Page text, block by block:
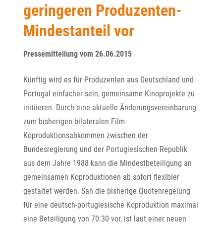
geringeren Produzenten-
Mindestanteil vor
Pressemitteilung vom 26.06.2015
Künftig wird es für Produzenten aus Deutschland und
Portugal einfacher sein, gemeinsame Kinoprojekte zu
initiieren. Durch eine aktuelle Änderungsvereinbarung
zum bisherigen bilateralen Film-
Koproduktionsabkommen zwischen der
Bundesregierung und der Portugiesischen Republik
aus dem Jahre 1988 kann die Mindestbeteiligung an
gemeinsamen Koproduktionen ab sofort flexibler
gestaltet werden. Sah die bisherige Quotenregelung
für eine deutsch-portugiesische Koproduktion maximal
eine Beteiligung von 70:30 vor, ist laut einer neuen